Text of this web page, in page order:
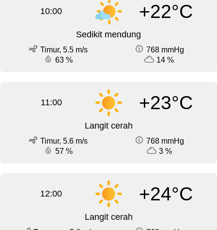
10:00 +22°C
Sedikit mendung
Timur, 5.5 m/s
768 mmHg
63 %
14 %
11:00 +23°C
Langit cerah
Timur, 5.6 m/s
768 mmHg
57 %
3 %
12:00 +24°C
Langit cerah